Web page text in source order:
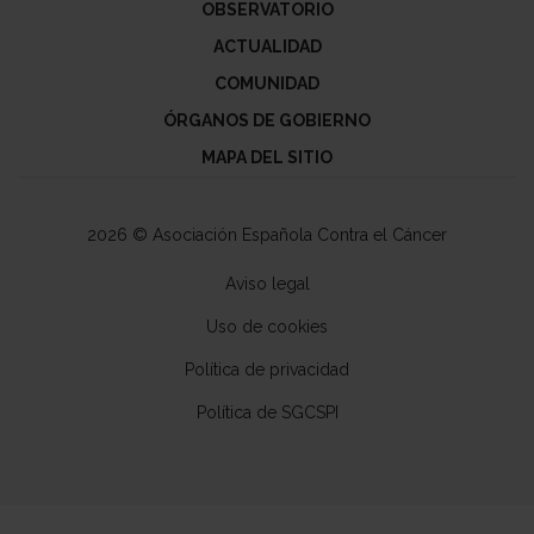
OBSERVATORIO
ACTUALIDAD
COMUNIDAD
ÓRGANOS DE GOBIERNO
MAPA DEL SITIO
2026 © Asociación Española Contra el Cáncer
Aviso legal
Uso de cookies
Política de privacidad
Política de SGCSPI